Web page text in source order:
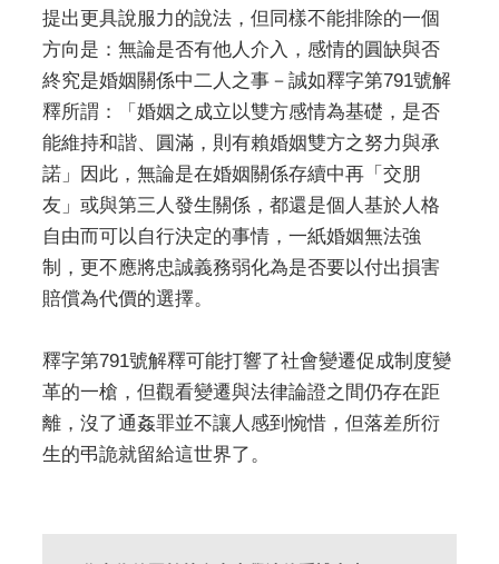
提出更具說服力的說法，但同樣不能排除的一個
方向是：無論是否有他人介入，感情的圓缺與否
終究是婚姻關係中二人之事－誠如釋字第791號解
釋所謂：「婚姻之成立以雙方感情為基礎，是否
能維持和諧、圓滿，則有賴婚姻雙方之努力與承
諾」因此，無論是在婚姻關係存續中再「交朋
友」或與第三人發生關係，都還是個人基於人格
自由而可以自行決定的事情，一紙婚姻無法強
制，更不應將忠誠義務弱化為是否要以付出損害
賠償為代價的選擇。
釋字第791號解釋可能打響了社會變遷促成制度變
革的一槍，但觀看變遷與法律論證之間仍存在距
離，沒了通姦罪並不讓人感到惋惜，但落差所衍
生的弔詭就留給這世界了。